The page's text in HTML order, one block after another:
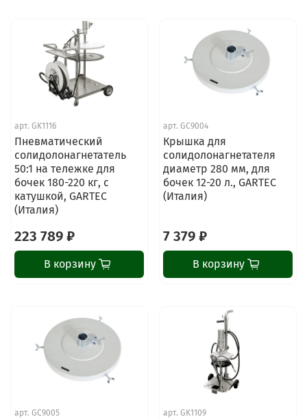
арт. GK1116
Пневматический
солидолонагнетатель
50:1 на тележке для
бочек 180-220 кг, с
катушкой, GARTEC
(Италия)
223 789 ₽
В корзину
арт. GC9004
Крышка для
солидолонагнетателя
диаметр 280 мм, для
бочек 12-20 л., GARTEC
(Италия)
7 379 ₽
В корзину
арт. GC9005 арт. GK1109